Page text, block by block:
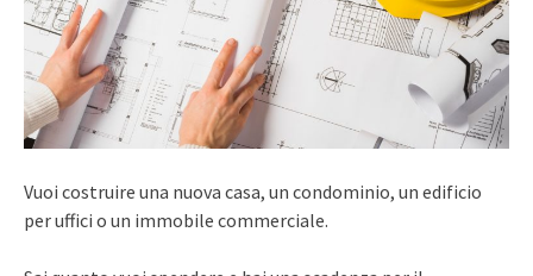
Vuoi costruire una nuova casa, un condominio, un edificio
per uffici o un immobile commerciale.